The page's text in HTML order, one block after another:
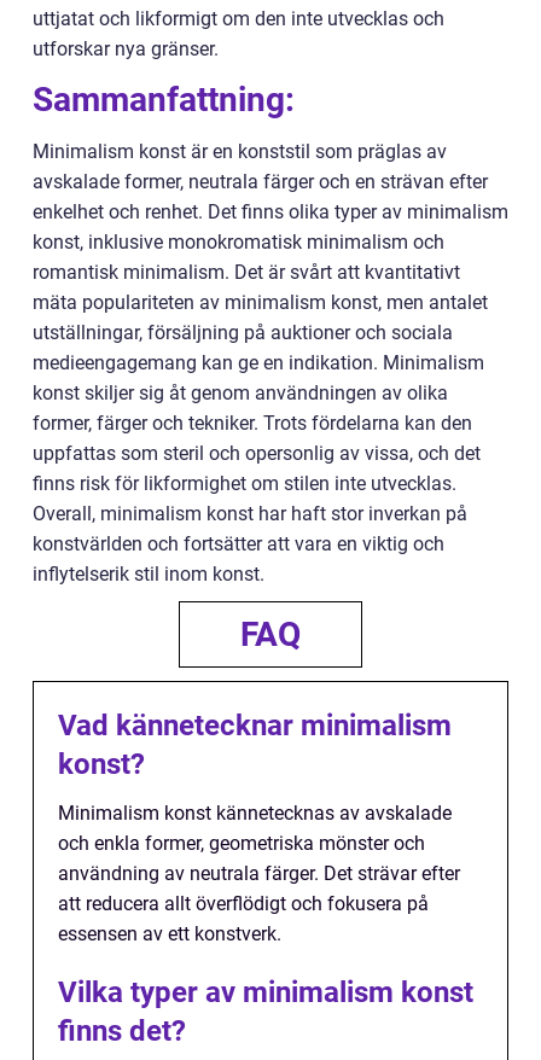
uttjatat och likformigt om den inte utvecklas och
utforskar nya gränser.
Sammanfattning:
Minimalism konst är en konststil som präglas av
avskalade former, neutrala färger och en strävan efter
enkelhet och renhet. Det finns olika typer av minimalism
konst, inklusive monokromatisk minimalism och
romantisk minimalism. Det är svårt att kvantitativt
mäta populariteten av minimalism konst, men antalet
utställningar, försäljning på auktioner och sociala
medieengagemang kan ge en indikation. Minimalism
konst skiljer sig åt genom användningen av olika
former, färger och tekniker. Trots fördelarna kan den
uppfattas som steril och opersonlig av vissa, och det
finns risk för likformighet om stilen inte utvecklas.
Overall, minimalism konst har haft stor inverkan på
konstvärlden och fortsätter att vara en viktig och
inflytelserik stil inom konst.
FAQ
Vad kännetecknar minimalism
konst?
Minimalism konst kännetecknas av avskalade
och enkla former, geometriska mönster och
användning av neutrala färger. Det strävar efter
att reducera allt överflödigt och fokusera på
essensen av ett konstverk.
Vilka typer av minimalism konst
finns det?